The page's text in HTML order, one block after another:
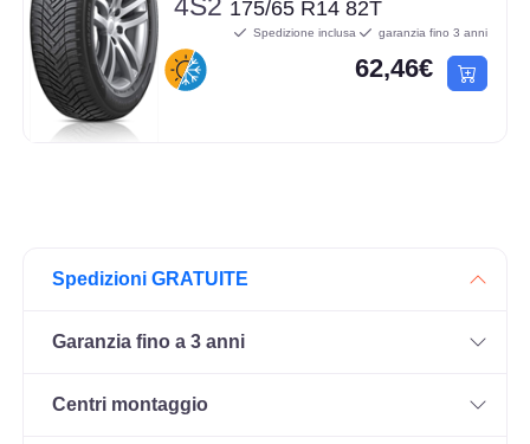
175/65 R14 82T
Spedizione inclusa garanzia fino 3 anni
62,46€
Spedizioni GRATUITE
Garanzia fino a 3 anni
Centri montaggio